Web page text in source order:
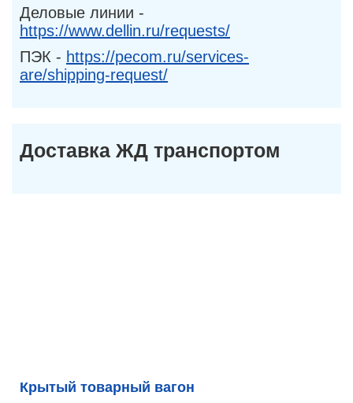
Деловые линии -
https://www.dellin.ru/requests/
ПЭК - https://pecom.ru/services-
are/shipping-request/
Доставка ЖД транспортом
Крытый товарный вагон